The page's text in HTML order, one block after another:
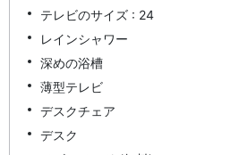
テレビのサイズ : 24
レインシャワー
深めの浴槽
薄型テレビ
デスクチェア
デスク